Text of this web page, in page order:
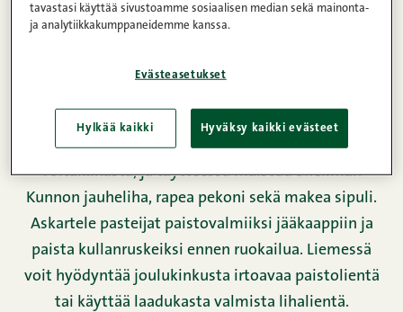
Ravintosisältö
maistuvat alkuruokana tai viikonlopun herkkuna.
Pasteijan kuori leivotaan maukkaasta rahka-
voitaikinasta, ja täytteessä maistuu Snellman
Kunnon jauheliha, rapea pekoni sekä makea sipuli.
Askartele pasteijat paistovalmiiksi jääkaappiin ja
paista kullanruskeiksi ennen ruokailua. Liemessä
voit hyödyntää joulukinkusta irtoavaa paistolientä
tai käyttää laadukasta valmista lihalientä.
tavastasi käyttää sivustoamme sosiaalisen median sekä mainonta-
ja analytiikkakumppaneidemme kanssa.
Evästeasetukset
Hylkää kaikki Hyväksy kaikki evästeet